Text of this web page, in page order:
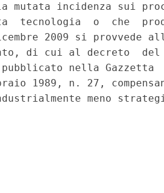
mutata incidenza sui
tecnologia  o  che
2009 si provvede
di cui al decreto
pubblicato nella
1989, n. 27,